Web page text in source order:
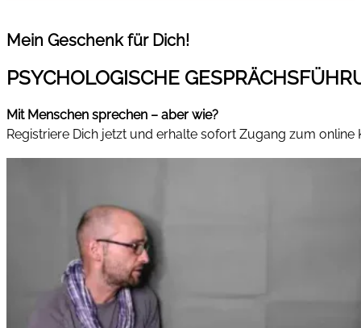
Mein Geschenk für Dich!
PSYCHOLOGISCHE
Mit Menschen sprechen – aber wie?
Registriere Dich jetzt und erhalte sofort Zugang zum online